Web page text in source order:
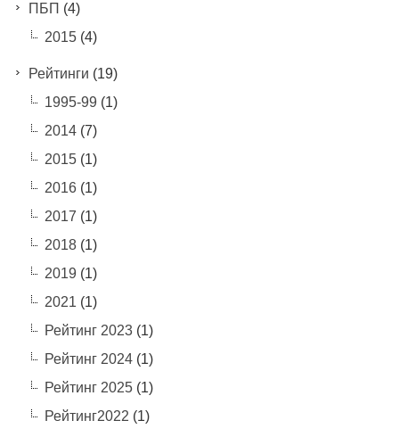
ПБП (4)
2015(4)
Рейтинги (19)
1995-99 (1)
2014(7)
2015(1)
2016(1)
2017 (1)
2018(1)
2019 (1)
2021 (1)
Рейтинг 2023(1)
Рейтинг 2024(1)
Рейтинг 2025(1)
Рейтинг2022 (1)